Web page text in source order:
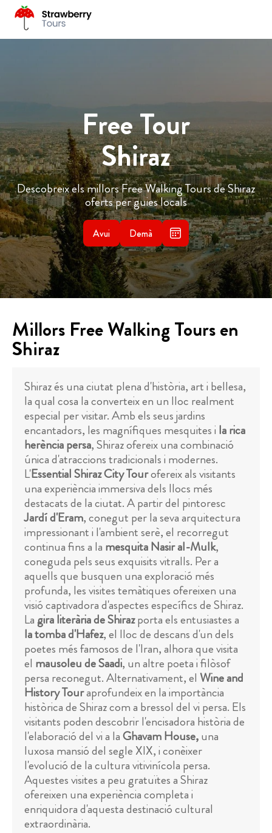
Free Tour
Shiraz
Descobreix els millors Free Walking Tours de Shiraz
oferts per guies locals
Avui Demà
Millors Free Walking Tours en
Shiraz
Shiraz és una ciutat plena d'història, art i bellesa,
la qual cosa la converteix en un lloc realment
especial per visitar. Amb els seus jardins
encantadors, les magnífiques mesquites i la rica
herència persa, Shiraz ofereix una combinació
única d'atraccions tradicionals i modernes.
L'Essential Shiraz City Tourofereix als visitants
una experiència immersiva dels llocs més
destacats de la ciutat. A partir del pintoresc
Jardí d'Eram, conegut per la seva arquitectura
impressionant i l'ambient serè, el recorregut
continua fins a la mesquita Nasir al-Mulk,
coneguda pels seus exquisits vitralls. Per a
aquells que busquen una exploració més
profunda, les visites temàtiques ofereixen una
visió captivadora d'aspectes específics de Shiraz.
Lagira literària de Shirazporta els entusiastes a
la tomba d'Hafez, el lloc de descans d'un dels
poetes més famosos de l'Iran, alhora que visita
el mausoleu de Saadi, un altre poeta i filòsof
persa reconegut. Alternativament, el Wine and
History Touraprofundeix en la importància
històrica de Shiraz com a bressol del vi persa. Els
visitants poden descobrir l'encisadora història de
l'elaboració del vi a laGhavam House,una
luxosa mansió del segle XIX, i conèixer
l'evolució de la cultura vitivinícola persa.
Aquestes visites a peu gratuïtes a Shiraz
ofereixen una experiència completa i
enriquidora d'aquesta destinació cultural
extraordinària.